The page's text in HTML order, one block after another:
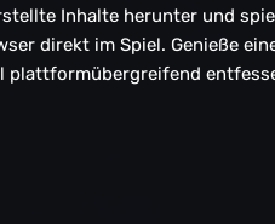
Inhalte herunter und
direkt im Spiel. Genieße
plattformübergreifend